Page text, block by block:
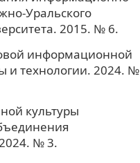
Уральского
2015. № 6.
информационной
и технологии. 2024. №
культуры
№ 3.